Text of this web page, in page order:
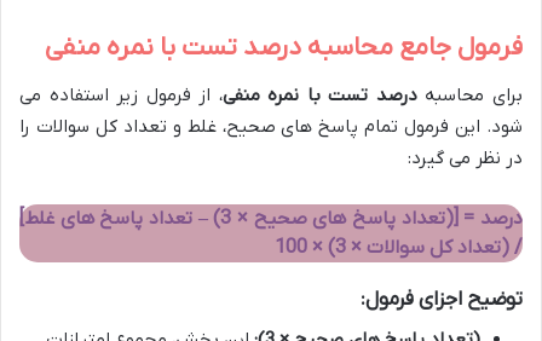
فرمول جامع محاسبه درصد تست با نمره منفی
برای محاسبهدرصد تست با نمره منفی، از فرمول زیر استفاده می
شود. این فرمول تمام پاسخ های صحیح، غلط و تعداد کل سوالات را
در نظر می گیرد:
درصد = [(تعداد پاسخ های صحیح × 3) – تعداد پاسخ های غلط]
/ (تعداد کل سوالات × 3) × 100
توضیح اجزای فرمول: